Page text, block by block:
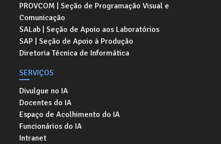
PROVCOM | Seção de Programação Visual e
Comunicação
SALab | Seção de Apoio aos Laboratórios
SAP | Seção de Apoio à Produção
Diretoria Técnica de Informática
SERVIÇOS
Divulgue no IA
Docentes do IA
Espaço de Acolhimento do IA
Funcionários do IA
Intranet